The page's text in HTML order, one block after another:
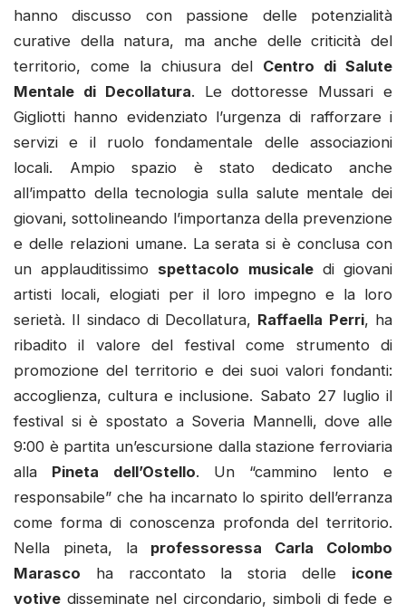
hanno discusso con passione delle potenzialità
curative della natura, ma anche delle criticità del
territorio, come la chiusura del Centro di Salute
Mentale di Decollatura. Le dottoresse Mussari e
Gigliotti hanno evidenziato l’urgenza di rafforzare i
servizi e il ruolo fondamentale delle associazioni
locali. Ampio spazio è stato dedicato anche
all’impatto della tecnologia sulla salute mentale dei
giovani, sottolineando l’importanza della prevenzione
e delle relazioni umane. La serata si è conclusa con
un applauditissimo spettacolo musicaledi giovani
artisti locali, elogiati per il loro impegno e la loro
serietà. Il sindaco di Decollatura, Raffaella Perri, ha
ribadito il valore del festival come strumento di
promozione del territorio e dei suoi valori fondanti:
accoglienza, cultura e inclusione. Sabato 27 luglio il
festival si è spostato a Soveria Mannelli, dove alle
9:00 è partita un’escursione dalla stazione ferroviaria
alla Pineta dell’Ostello. Un “cammino lento e
responsabile” che ha incarnato lo spirito dell’erranza
come forma di conoscenza profonda del territorio.
Nella pineta, la professoressa Carla Colombo
Marasco ha raccontato la storia delle icone
votive disseminate nel circondario, simboli di fede e